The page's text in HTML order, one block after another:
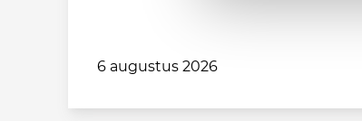
6 augustus 2026